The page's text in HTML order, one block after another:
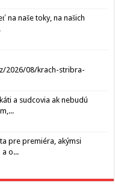
na naše toky, na našich
2026/08/krach-stribra-
a sudcovia ak nebudú
pre premiéra, akýmsi
o...